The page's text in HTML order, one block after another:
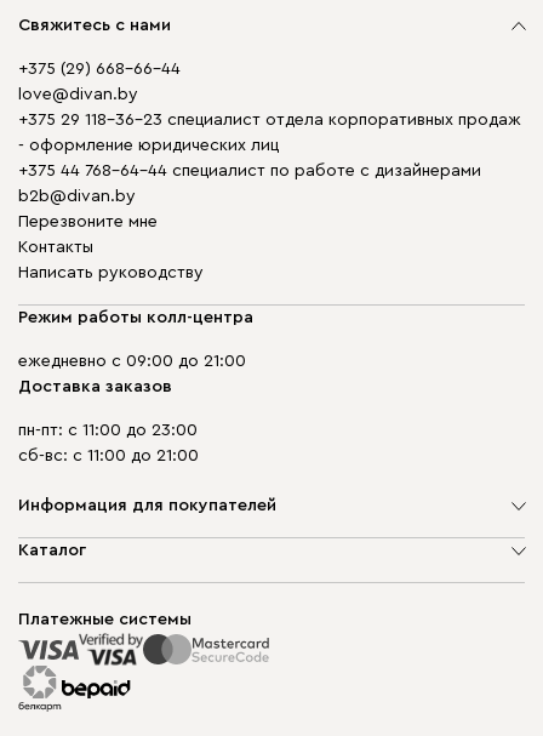
Свяжитесь с нами
+375 (29) 668-66-44
love@divan.by
+375 29 118-36-23 специалист отдела корпоративных продаж
- оформление юридических лиц
+375 44 768-64-44 специалист по работе с дизайнерами
b2b@divan.by
Перезвоните мне
Контакты
Написать руководству
Режим работы колл-центра
ежедневно с 09:00 до 21:00
Доставка заказов
пн-пт: с 11:00 до 23:00
сб-вс: с 11:00 до 21:00
Информация для покупателей
О компании
Способы оплаты
Рассрочка и кредит
Гарантия
Карта сайта
Каталог
Корпусная мебель
Распродажа мебели
Платежные системы